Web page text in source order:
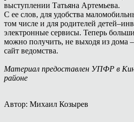
выступлении Татьяна Артемьева.
С ее слов, для удобства
том числе и для родителей
электронные сервисы. Теперь
можно получить, не выходя из дома –
сайт ведомства.
Материал предоставлен УПФР в
районе
Автор: Михаил Козырев